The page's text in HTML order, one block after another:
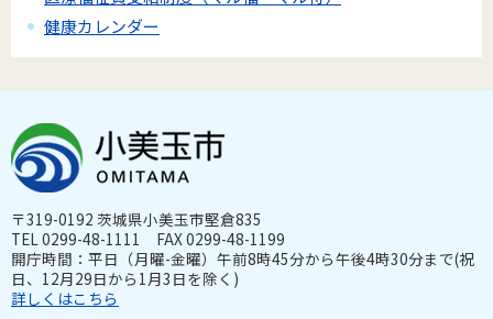
健康カレンダー
〒319-0192 茨城県小美玉市堅倉835
TEL 0299-48-1111 FAX 0299-48-1199
開庁時間：平日（月曜-金曜）午前8時45分から午後4時30分まで(祝
日、12月29日から1月3日を除く)
詳しくはこちら